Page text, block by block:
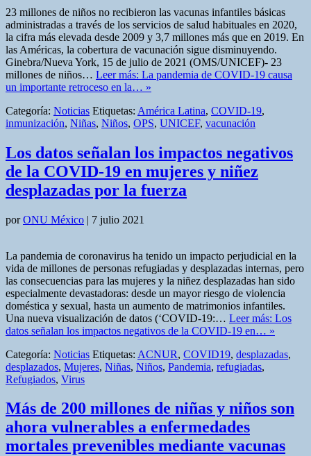
23 millones de niños no recibieron las vacunas infantiles básicas
administradas a través de los servicios de salud habituales en 2020,
la cifra más elevada desde 2009 y 3,7 millones más que en 2019. En
las Américas, la cobertura de vacunación sigue disminuyendo.
Ginebra/Nueva York, 15 de julio de 2021 (OMS/UNICEF)- 23
millones de niños… Leer más: La pandemia de COVID-19 causa
un importante retroceso en la… »
Categoría: Noticias Etiquetas: América Latina, COVID-19,
inmunización, Niñas, Niños, OPS, UNICEF, vacunación
Los datos señalan los impactos negativos
de la COVID-19 en mujeres y niñez
desplazadas por la fuerza
porONU México | 7 julio 2021
La pandemia de coronavirus ha tenido un impacto perjudicial en la
vida de millones de personas refugiadas y desplazadas internas, pero
las consecuencias para las mujeres y la niñez desplazadas han sido
especialmente devastadoras: desde un mayor riesgo de violencia
doméstica y sexual, hasta un aumento de matrimonios infantiles.
Una nueva visualización de datos (‘COVID-19:… Leer más: Los
datos señalan los impactos negativos de la COVID-19 en… »
Categoría: Noticias Etiquetas: ACNUR, COVID19, desplazadas,
desplazados, Mujeres, Niñas, Niños, Pandemia, refugiadas,
Refugiados, Virus
Más de 200 millones de niñas y niños son
ahora vulnerables a enfermedades
mortales prevenibles mediante vacunas